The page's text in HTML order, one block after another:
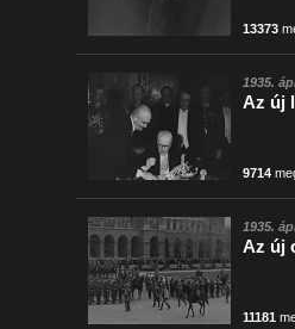
13373
1935.
Az új
9714
1935.
Az új
11181